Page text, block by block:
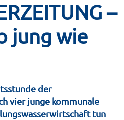
–
jung wie
der
vier junge kommunale
tun